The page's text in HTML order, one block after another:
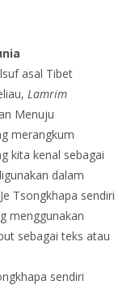
asal Tibet
Lamrim
Menuju
merangkum
kita kenal sebagai
dalam
Tsongkhapa sendiri
menggunakan
sebagai teks atau
sendiri